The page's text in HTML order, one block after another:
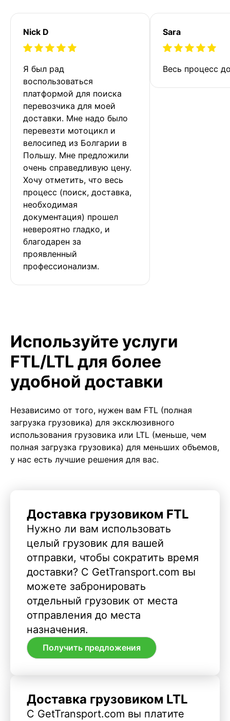
Nick D
Я был рад
воспользоваться
платформой для поиска
перевозчика для моей
доставки. Мне надо было
перевезти мотоцикл и
велосипед из Болгарии в
Польшу. Мне предложили
очень справедливую цену.
Хочу отметить, что весь
процесс (поиск, доставка,
необходимая
документация) прошел
невероятно гладко, и
благодарен за
проявленный
профессионализм.
Sara
Весь процесс
Используйте услуги
FTL/LTL для более
удобной доставки
Независимо от того, нужен вам FTL (полная
загрузка грузовика) для эксклюзивного
использования грузовика или LTL (меньше, чем
полная загрузка грузовика) для меньших объемов,
у нас есть лучшие решения для вас.
Доставка грузовиком FTL
Нужно ли вам использовать
целый грузовик для вашей
отправки, чтобы сократить время
доставки? С GetTransport.com вы
можете забронировать
отдельный грузовик от места
отправления до места
назначения.
Получить предложения
Доставка грузовиком LTL
С GetTransport.com вы платите